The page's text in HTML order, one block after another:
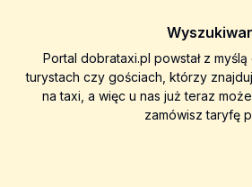
Portal dobrataxi.pl powstał z
turystach czy gościach, którzy
na taxi, a więc u nas już teraz
zamówisz taryfę